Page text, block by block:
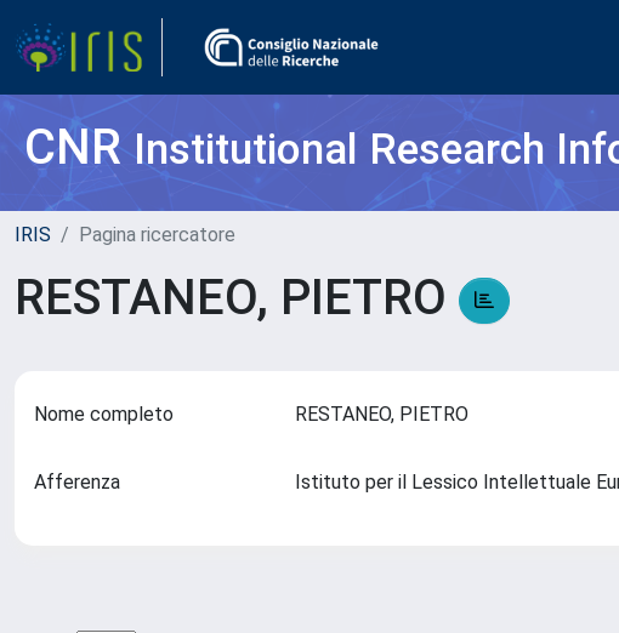
CNRInstitutional Research
IRIS Pagina ricercatore
RESTANEO, PIETRO
Nome completo RESTANEO, PIETRO
Afferenza Istituto per il Lessico Intellettuale